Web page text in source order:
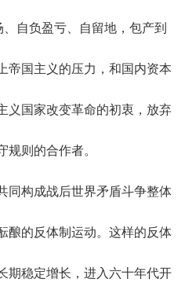
自负盈亏、自留地，包产到
帝国主义的压力，和国内资本
义国家改变革命的初衷，放弃
规则的合作者。
构成战后世界矛盾斗争整体
酿的反体制运动。这样的反体
期稳定增长，进入六十年代开